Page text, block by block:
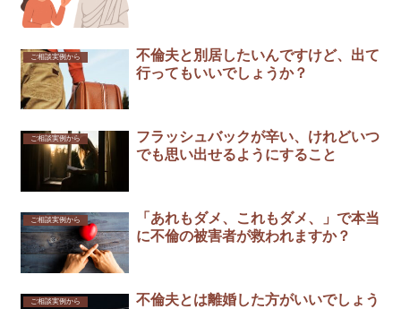
ご相談実例から
不倫夫と別居したいんですけど、出て
行ってもいいでしょうか？
ご相談実例から
フラッシュバックが辛い、けれどいつ
でも思い出せるようにすること
ご相談実例から
「あれもダメ、これもダメ、」で本当
に不倫の被害者が救われますか？
ご相談実例から
不倫夫とは離婚した方がいいでしょう